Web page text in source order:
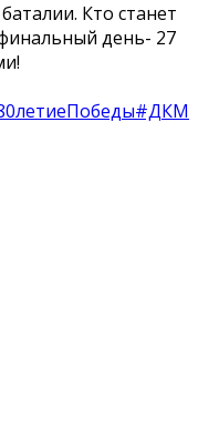
Кто станет
день- 27
#ДКМ